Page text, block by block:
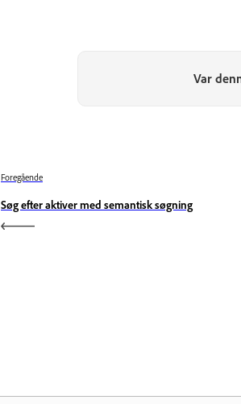
Var
Foregående
Søg efter aktiver med semantisk søgning